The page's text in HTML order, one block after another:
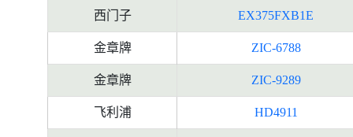
西门子 EX375FXB1E
金章牌 ZIC-6788
金章牌 ZIC-9289
飞利浦 HD4911